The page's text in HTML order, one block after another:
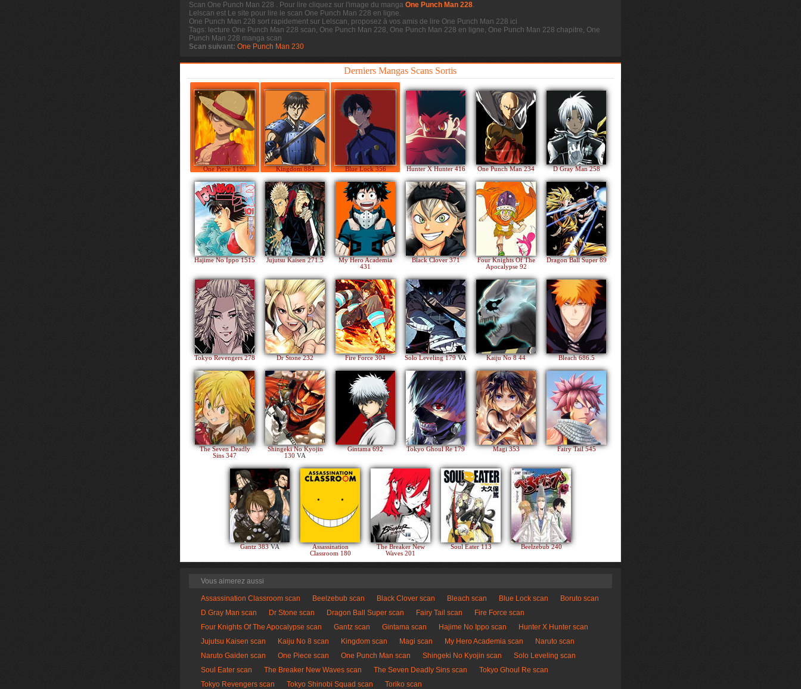
Scan One Punch Man 228 . Pour lire cliquez sur l'image du manga One Punch Man 228.
Lelscan est Le site pour lire le scan One Punch Man 228 en ligne.
One Punch Man 228 sort rapidement sur Lelscan, proposez à vos amis de lire One Punch Man 228 ici
Tags: lecture One Punch Man 228 scan, One Punch Man 228, One Punch Man 228 en ligne, One Punch Man 228 chapitre, One
Punch Man 228 manga scan
Scan suivant: One Punch Man 230
Derniers Mangas Scans Sortis
One Piece 1190 Kingdom 884 Blue Lock 356 Hunter X Hunter 416 One Punch Man 234 D Gray Man 258
Hajime No Ippo 1515 Jujutsu Kaisen 271.5
My Hero Academia
431
Black Clover 371
Four Knights Of The
Apocalypse 92
Dragon Ball Super 89
Tokyo Revengers 278 Dr Stone 232 Fire Force 304 Solo Leveling 179VA Kaiju No 8 44 Bleach 686.5
The Seven Deadly
Sins 347
Shingeki No Kyojin
130 VA
Gintama 692 Tokyo Ghoul Re 179 Magi 353 Fairy Tail 545
Gantz 383VA
Assassination
Classroom 180
The Breaker New
Waves 201
Soul Eater 113 Beelzebub 240
Vous aimerez aussi
Assassination Classroom scan Beelzebub scan Black Clover scan Bleach scan Blue Lock scan
Boruto scan
D Gray Man scan
Dr Stone scan Dragon Ball Super scan Fairy Tail scan
Fire Force scan
Four Knights Of The Apocalypse scan
Gantz scan Gintama scan Hajime No Ippo scan
Hunter X Hunter scan
Jujutsu Kaisen scan
Kaiju No 8 scan Kingdom scan Magi scan My Hero Academia scan
Naruto scan
Naruto Gaiden scan
One Piece scan One Punch Man scan Shingeki No Kyojin scan
Solo Leveling scan
Soul Eater scan
The Breaker New Waves scan The Seven Deadly Sins scan
Tokyo Ghoul Re scan
Tokyo Revengers scan
Tokyo Shinobi Squad scan Toriko scan